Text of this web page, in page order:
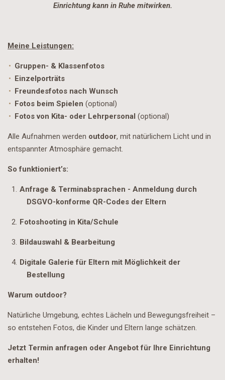
Einrichtung kann in Ruhe mitwirken.
Meine Leistungen:
Gruppen- & Klassenfotos
Einzelporträts
Freundesfotos nach Wunsch
Fotos beim Spielen (optional)
Fotos von Kita- oder Lehrpersonal (optional)
Alle Aufnahmen werden outdoor, mit natürlichem Licht und in
entspannter Atmosphäre gemacht.
So funktioniert’s:
Anfrage & Terminabsprachen - Anmeldung durch
DSGVO-konforme QR-Codes der Eltern
Fotoshooting in Kita/Schule
Bildauswahl & Bearbeitung
Digitale Galerie für Eltern mit Möglichkeit der
Bestellung
Warum outdoor?
Natürliche Umgebung, echtes Lächeln und Bewegungsfreiheit –
so entstehen Fotos, die Kinder und Eltern lange schätzen.
Jetzt Termin anfragen oder Angebot für Ihre Einrichtung
erhalten!